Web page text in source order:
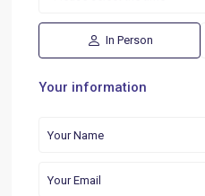
In Person
Your information